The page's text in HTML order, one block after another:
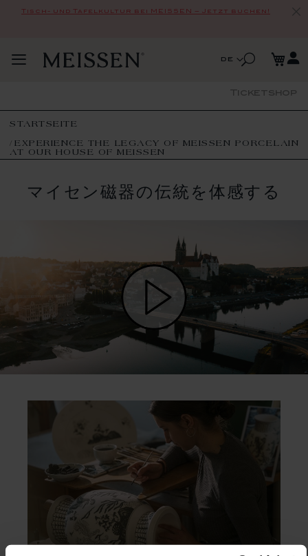
Tisch- und Tafelkultur bei MEISSEN – Jetzt buchen!
Inhalt
Navigation
Sprache
de
Ticketshop
Suche
STARTSEITE
EXPERIENCE THE LEGACY OF MEISSEN PORCELAIN
AT OUR HOUSE OF MEISSEN
マイセン磁器の伝統を体感する
Play Video